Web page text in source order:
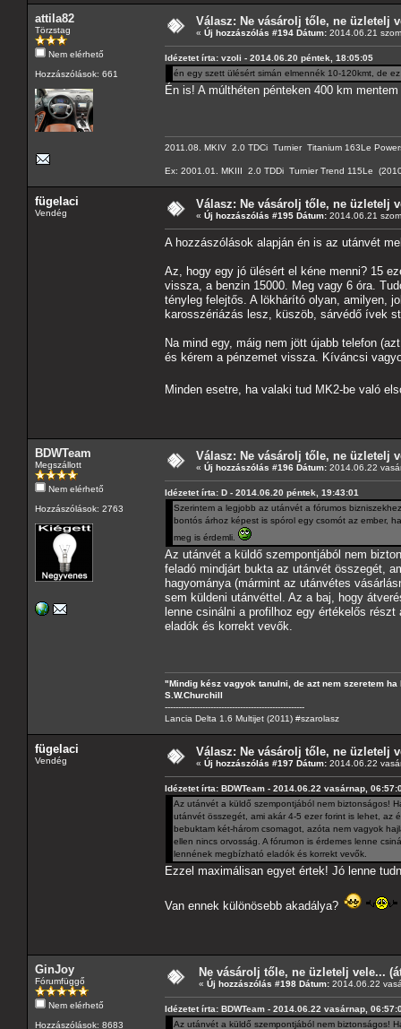
attila82
Törzstag
Nem elérhető
Hozzászólások: 661
Válasz: Ne vásárolj tőle, ne üzletelj
« Új hozzászólás #194 Dátum: 2014.06.21
Idézetet írta: vzoli - 2014.06.20 péntek, 18:05:05
én egy szett ülésért simán elmennék 10-120kmt, de
Én is! A múlthéten pénteken 400 km
2011.08. MKIV 2.0 TDCi Turnier Titanium 163Le
Ex: 2001.01. MKIII 2.0 TDDi Turnier Trend 115Le
fügelaci
Vendég
Válasz: Ne vásárolj tőle, ne üzletelj
« Új hozzászólás #195 Dátum: 2014.06.21
A hozzászólások alapján én is az utánvét
Az, hogy egy jó ülésért el kéne menni? 15
vissza, a benzin 15000. Meg vagy 6 óra.
tényleg felejtős. A lökhárító olyan, amilyen,
karosszériázás lesz, küszöb, sárvédő ívek
Na mind egy, máig nem jött újabb telefon
és kérem a pénzemet vissza. Kíváncsi
Minden esetre, ha valaki tud MK2-be való
BDWTeam
Megszállott
Nem elérhető
Hozzászólások: 2763
Válasz: Ne vásárolj tőle, ne üzletelj
« Új hozzászólás #196 Dátum: 2014.06.22
Idézetet írta: D - 2014.06.20 péntek, 19:43:01
Szerintem a legjobb az utánvét a fórumos
bontós árhoz képest is spórol egy csomót az ember,
meg is érdemli.
Az utánvét a küldő szempontjából nem
feladó mindjárt bukta az utánvét összegét,
hagyománya (mármint az utánvétes
sem küldeni utánvéttel. Az a baj, hogy
lenne csinálni a profilhoz egy értékelős
eladók és korrekt vevők.
"Mindig kész vagyok tanulni, de azt nem szeretem
S.W.Churchill
----------------------------------------------------
Lancia Delta 1.6 Multijet (2011) #szarolasz
fügelaci
Vendég
Válasz: Ne vásárolj tőle, ne üzletelj
« Új hozzászólás #197 Dátum: 2014.06.22
Idézetet írta: BDWTeam - 2014.06.22 vasárnap,
Az utánvét a küldő szempontjából nem biztonságos!
utánvét összegét, ami akár 4-5 ezer forint is lehet, az
bebuktam két-három csomagot, azóta nem vagyok
ellen nincs orvosság. A fórumon is érdemes lenne
lennének megbízható eladók és korrekt vevők.
Ezzel maximálisan egyet értek! Jó lenne
Van ennek különösebb akadálya?
GinJoy
Fórumfüggő
Nem elérhető
Hozzászólások: 8683
Ne vásárolj tőle, ne üzletelj vele...
« Új hozzászólás #198 Dátum: 2014.06.22
Idézetet írta: BDWTeam - 2014.06.22 vasárnap,
Az utánvét a küldő szempontjából nem biztonságos!